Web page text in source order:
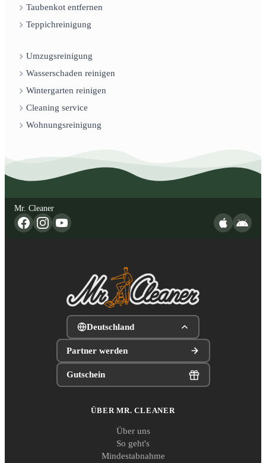
Taubenkot entfernen
Teppichreinigung
Umzugsreinigung
Wasserschaden reinigen
Wintergarten reinigen
Cleaning service
Wohnungsreinigung
Mr. Cleaner
Deutschland
Partner werden
Gutschein
ÜBER MR. CLEANER
Über uns
So geht's
Mindestabnahme